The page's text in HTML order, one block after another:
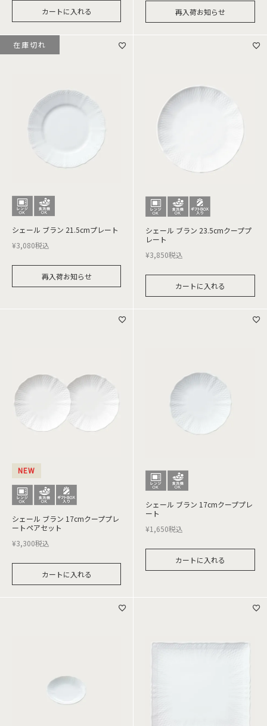
カートに入れる 再入荷お知らせ
シェール ブラン 21.5cmプレート
¥3,080税込
再入荷お知らせ
在庫切れ
シェール ブラン 23.5cmクーププ
レート
¥3,850税込
カートに入れる
NEW
シェール ブラン 17cmクーププレ
ートペアセット
¥3,300税込
カートに入れる
シェール ブラン 17cmクーププレ
ート
¥1,650税込
カートに入れる